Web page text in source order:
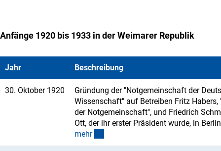
Anfänge 1920 bis 1933 in der Weimarer Republik
Jahr Beschreibung
30. Oktober 1920
Gründung der "Notgemeinschaft der
Wissenschaft" auf Betreiben Fritz Habers,
der Notgemeinschaft", und Friedrich
Ott, der ihr erster Präsident wurde, in
mehr